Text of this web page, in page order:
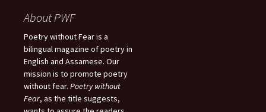
About PWF
Poetry without Fear is a
bilingual magazine of poetry in
English and Assamese. Our
mission is to promote poetry
without fear. Poetry without
Fear, as the title suggests,